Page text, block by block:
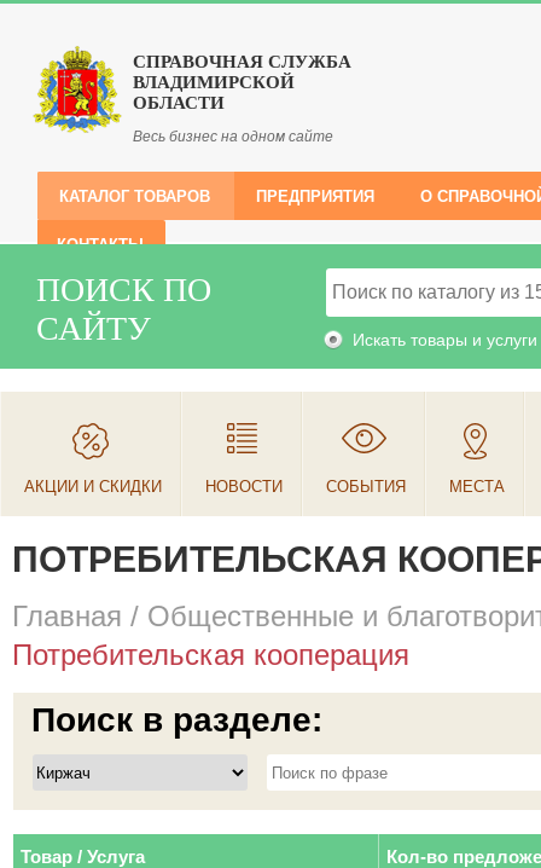
СПРАВОЧНАЯ СЛУЖБА
ВЛАДИМИРСКОЙ
ОБЛАСТИ
Весь бизнес на одном сайте
КАТАЛОГ ТОВАРОВ ПРЕДПРИЯТИЯ О
КОНТАКТЫ
ПОИСК ПО
САЙТУ
Искать товары и услуги
АКЦИИ И СКИДКИ НОВОСТИ СОБЫТИЯ МЕСТА
ПОТРЕБИТЕЛЬСКАЯ
Главная / Общественные и
Потребительская кооперация
Поиск в разделе:
Товар / Услуга Кол-во